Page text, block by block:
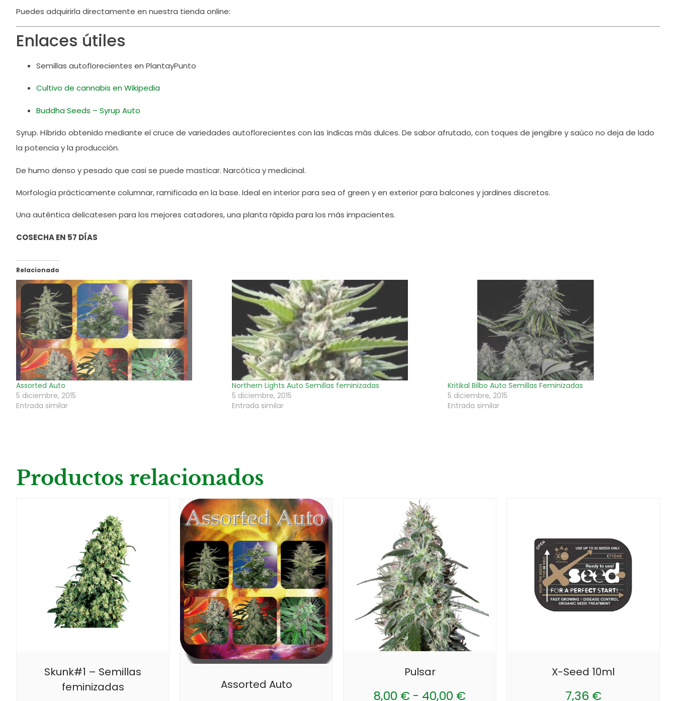
Puedes adquirirla directamente en nuestra tienda online:
Enlaces útiles
Semillas autoflorecientes en PlantayPunto
Cultivo de cannabis en Wikipedia
Buddha Seeds – Syrup Auto
Syrup. Híbrido obtenido mediante el cruce de variedades autoflorecientes con las índicas más dulces. De sabor afrutado, con toques de jengibre y saúco no deja de lado
la potencia y la producción.
De humo denso y pesado que casi se puede masticar. Narcótica y medicinal.
Morfología prácticamente columnar, ramificada en la base. Ideal en interior para sea of green y en exterior para balcones y jardines discretos.
Una auténtica delicatesen para los mejores catadores, una planta rápida para los más impacientes.
COSECHA EN 57 DÍAS
Relacionado
Assorted Auto
5 diciembre, 2015
Entrada similar
Northern Lights Auto Semillas feminizadas
5 diciembre, 2015
Entrada similar
Kritikal Bilbo Auto Semillas Feminizadas
5 diciembre, 2015
Entrada similar
Productos relacionados
Skunk#1 – Semillas
feminizadas
Assorted Auto
Pulsar
8,00 € - 40,00 €
X-Seed 10ml
7,36 €